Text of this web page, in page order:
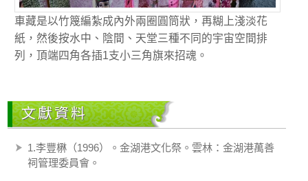
車藏是以竹篾編紮成內外兩圈圓筒狀，再糊上淺淡花
紙，然後按水中、陰間、天堂三種不同的宇宙空間排
列，頂端四角各插1支小三角旗來招魂。
文獻資料
1.李豐楙（1996）。金湖港文化祭。雲林：金湖港萬善
祠管理委員會。